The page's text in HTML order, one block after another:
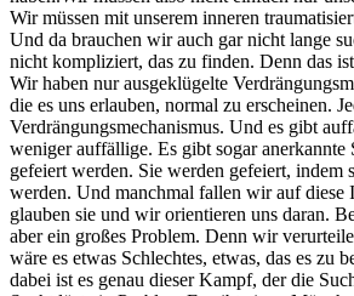
Wir müssen mit unserem inneren
Und da brauchen wir auch gar nicht lange
nicht kompliziert, das zu finden. Denn das
Wir haben nur ausgeklügelte
die es uns erlauben, normal zu erscheinen.
Verdrängungsmechanismus. Und es gibt
weniger auffällige. Es gibt sogar anerkannte
gefeiert werden. Sie werden gefeiert, indem
werden. Und manchmal fallen wir auf diese
glauben sie und wir orientieren uns daran.
aber ein großes Problem. Denn wir
wäre es etwas Schlechtes, etwas, das es zu
dabei ist es genau dieser Kampf, der die